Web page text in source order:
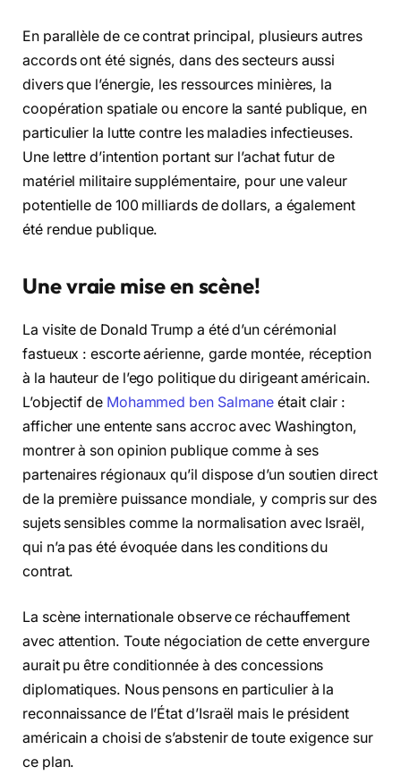
En parallèle de ce contrat principal, plusieurs autres
accords ont été signés, dans des secteurs aussi
divers que l’énergie, les ressources minières, la
coopération spatiale ou encore la santé publique, en
particulier la lutte contre les maladies infectieuses.
Une lettre d’intention portant sur l’achat futur de
matériel militaire supplémentaire, pour une valeur
potentielle de 100 milliards de dollars, a également
été rendue publique.
Une vraie mise en scène!
La visite de Donald Trump a été d’un cérémonial
fastueux : escorte aérienne, garde montée, réception
à la hauteur de l’ego politique du dirigeant américain.
L’objectif de Mohammed ben Salmane était clair :
afficher une entente sans accroc avec Washington,
montrer à son opinion publique comme à ses
partenaires régionaux qu’il dispose d’un soutien direct
de la première puissance mondiale, y compris sur des
sujets sensibles comme la normalisation avec Israël,
qui n’a pas été évoquée dans les conditions du
contrat.
La scène internationale observe ce réchauffement
avec attention. Toute négociation de cette envergure
aurait pu être conditionnée à des concessions
diplomatiques. Nous pensons en particulier à la
reconnaissance de l’État d’Israël mais le président
américain a choisi de s’abstenir de toute exigence sur
ce plan.